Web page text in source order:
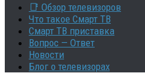
📑 Обзор телевизоров
Что такое Смарт ТВ
Смарт ТВ приставка
Вопрос — Ответ
Новости
Блог о телевизорах